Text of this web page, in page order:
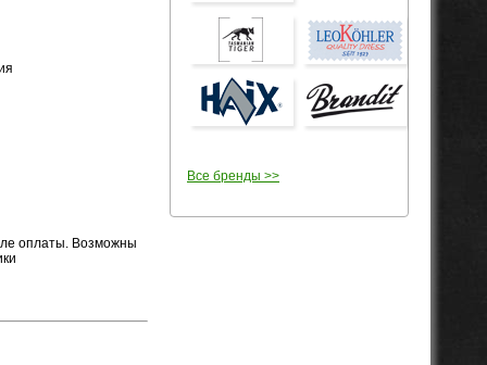
Все бренды >>
оплаты. Возможны